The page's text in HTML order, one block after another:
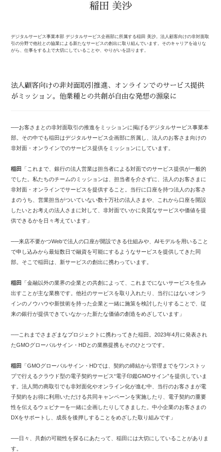
稲田 美沙
デジタルサービス事業本部 デジタルサービス企画部に所属する稲田 美沙。法人顧客向けの非対面取
引の分野で他社との協業による新たなサービスの創出に取り組んでいます。そのキャリアを辿りな
がら、仕事をする上で大切にしていることや、やりがいを語ります。
法人顧客向けの非対面取引推進、オンラインでのサービス提供
がミッション。他業種との共創が自由な発想の源泉に
──お客さまとの非対面取引の推進をミッションに掲げるデジタルサービス事業本
部。その中でも稲田はデジタルサービス企画部に所属し、法人のお客さま向けの
非対面・オンラインでのサービス提供をミッションにしています。
稲田
「これまで、銀行の法人営業は担当者による対面でのサービス提供が一般的
でした。私たちのチームのミッションは、担当者を介さずに、法人のお客さまに
非対面・オンラインでサービスを提供すること。当行に口座を持つ法人のお客さ
まのうち、営業担当がついていない数十万社の法人さまや、これから口座を開設
したいとお考えの法人さまに対して、非対面でいかに良質なサービスや価値を提
供できるかを日々考えています」
──来店不要かつWebで法人の口座が開設できる仕組みや、AIモデルを用いること
で申し込みから最短数日で融資を可能にするようなサービスを提供してきた同
部。そこで稲田は、新サービスの創出に携わっています。
稲田
「金融以外の業界の企業との共創によって、これまでにないサービスを生み
出すことが主な業務です。他社のサービスを取り入れたり、当行にはないオンラ
インのノウハウや新技術を持った企業と一緒に施策を検討したりすることで、従
来の銀行が提供できていなかった新たな価値の創造をめざしています」
──これまでさまざまなプロジェクトに携わってきた稲田。2023年4月に発表され
たGMOグローバルサイン・HDとの業務提携もそのひとつです。
稲田
「GMOグローバルサイン・HDでは、契約の締結から管理までをワンストッ
プで行えるクラウド型の電子契約サービス“電子印鑑GMOサイン”を提供していま
す。法人間の商取引でも非対面化やオンライン化が進む中、当行のお客さまが電
子契約をお得に利用いただける共同キャンペーンを実施したり、電子契約の重要
性を伝えるウェビナーを一緒に企画したりしてきました。中小企業のお客さまの
DXをサポートし、成長を後押しすることをめざした取り組みです」
──日々、共創の可能性を探るにあたって、稲田には大切にしていることがありま
す。